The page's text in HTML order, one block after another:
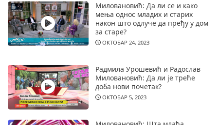
Миловановић: Да ли се и како
мења однос младих и старих
након што одлуче да пређу у дом
за старе?
ОКТОБАР 24, 2023
Радмила Урошевић и Радослав
Миловановић: Да ли је треће
доба нови почетак?
ОКТОБАР 5, 2023